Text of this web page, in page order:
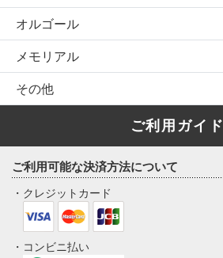
オルゴール
メモリアル
その他
ご利用ガイド
ご利用可能な決済方法について
・クレジットカード
・コンビニ払い